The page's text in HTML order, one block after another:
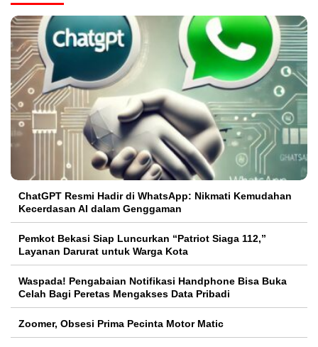
ChatGPT Resmi Hadir di WhatsApp: Nikmati Kemudahan
Kecerdasan AI dalam Genggaman
Pemkot Bekasi Siap Luncurkan “Patriot Siaga 112,”
Layanan Darurat untuk Warga Kota
Waspada! Pengabaian Notifikasi Handphone Bisa Buka
Celah Bagi Peretas Mengakses Data Pribadi
Zoomer, Obsesi Prima Pecinta Motor Matic